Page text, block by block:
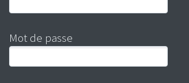
Mot de passe